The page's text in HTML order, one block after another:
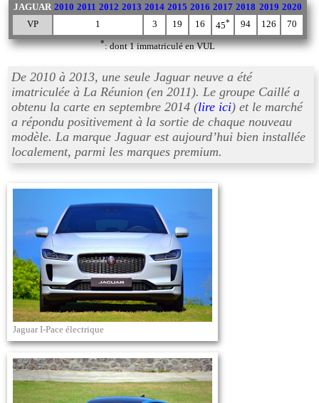
*: dont 1 immatriculé en VUL
JAGUAR 2010 2011 2012 2013 2014 2015 2016 2017 2018 2019 2020
VP
1 3 19 16 45* 94 126 70
De 2010 à 2013, une seule Jaguar neuve a été
imatriculée à La Réunion (en 2011). Le groupe Caillé a
obtenu la carte en septembre 2014 (lire ici) et le marché
a répondu positivement à la sortie de chaque nouveau
modèle. La marque Jaguar est aujourd’hui bien installée
localement, parmi les marques premium.
Jaguar I-Pace électrique